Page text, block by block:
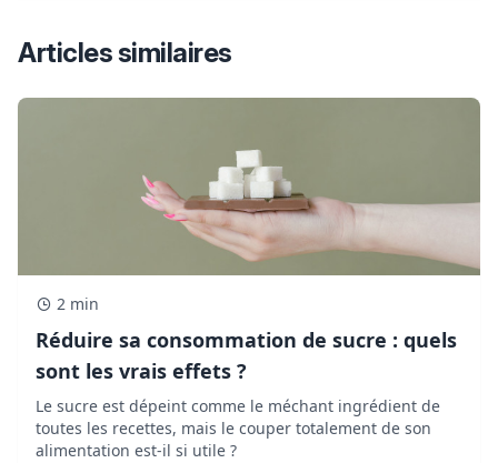
Articles similaires
2 min
Réduire sa consommation de sucre : quels
sont les vrais effets ?
Le sucre est dépeint comme le méchant ingrédient de
toutes les recettes, mais le couper totalement de son
alimentation est-il si utile ?